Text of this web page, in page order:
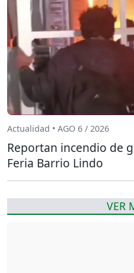
Actualidad • AGO 6 / 2026
Reportan incendio de
Feria Barrio Lindo
VER